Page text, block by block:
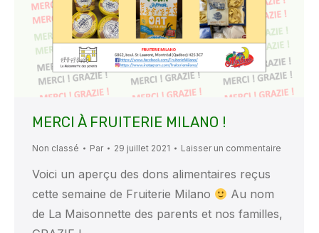
MERCI À FRUITERIE MILANO !
Non classé Par 29 juillet 2021 Laisser un commentaire
Voici un aperçu des dons alimentaires reçus
cette semaine de Fruiterie Milano
Au nom
de La Maisonnette des parents et nos familles,